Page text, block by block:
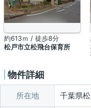
約613ｍ / 徒歩8分
松戸市立松飛台保育所
物件詳細
所在地 千葉県